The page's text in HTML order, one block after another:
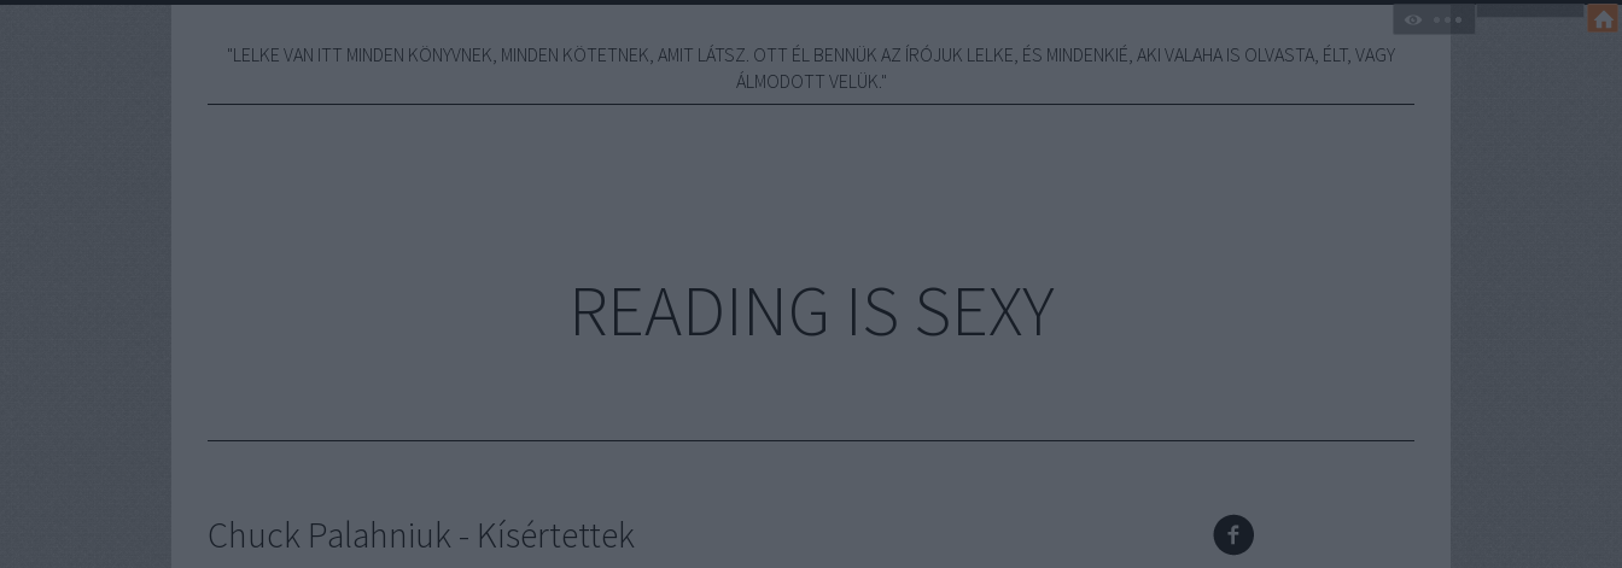
"LELKE VAN ITT MINDEN KÖNYVNEK, MINDEN KÖTETNEK, AMIT LÁTSZ. OTT ÉL BENNÜK AZ ÍRÓJUK LELKE, ÉS MINDENKIÉ, AKI VALAHA IS OLVASTA, ÉLT, VAGY
ÁLMODOTT VELÜK."
READING IS SEXY
Chuck Palahniuk - Kísértettek